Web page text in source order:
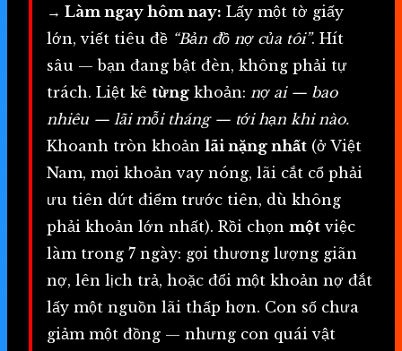
→ Làm ngay hôm nay: Lấy một tờ giấy
lớn, viết tiêu đề “Bản đồ nợ của tôi”. Hít
sâu — bạn đang bật đèn, không phải tự
trách. Liệt kê từng khoản: nợ ai — bao
nhiêu — lãi mỗi tháng — tới hạn khi nào.
Khoanh tròn khoản lãi nặng nhất (ở Việt
Nam, mọi khoản vay nóng, lãi cắt cổ phải
ưu tiên dứt điểm trước tiên, dù không
phải khoản lớn nhất). Rồi chọn một việc
làm trong 7 ngày: gọi thương lượng giãn
nợ, lên lịch trả, hoặc đổi một khoản nợ đắt
lấy một nguồn lãi thấp hơn. Con số chưa
giảm một đồng — nhưng con quái vật